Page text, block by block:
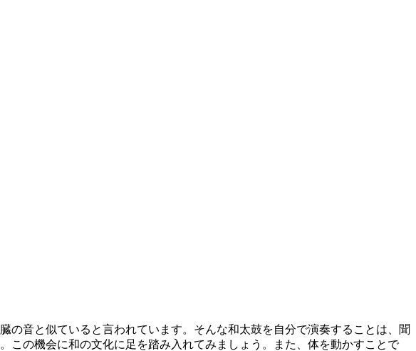
音と似ていると言われています。そんな和太鼓を自分で演奏することは、聞
この機会に和の文化に足を踏み入れてみましょう。また、体を動かすことで